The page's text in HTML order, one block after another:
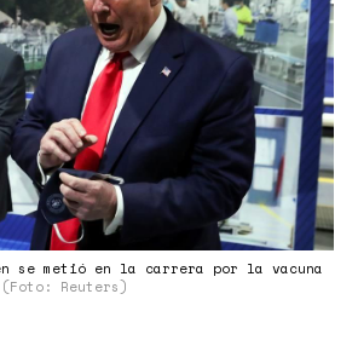
se metió en la carrera por la vacuna
(Foto: Reuters)